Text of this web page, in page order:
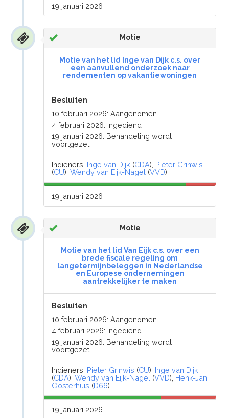
19 januari 2026
Motie
Motie van het lid Inge van Dijk c.s. over
een aanvullend onderzoek naar
rendementen op vakantiewoningen
Besluiten
10 februari 2026: Aangenomen.
4 februari 2026: Ingediend
19 januari 2026: Behandeling wordt
voortgezet.
Indieners: Inge van Dijk (CDA), Pieter Grinwis
(CU),Wendy van Eijk-Nagel (VVD)
19 januari 2026
Motie
Motie van het lid Van Eijk c.s. over een
brede fiscale regeling om
langetermijnbeleggen in Nederlandse
en Europese ondernemingen
aantrekkelijker te maken
Besluiten
10 februari 2026: Aangenomen.
4 februari 2026: Ingediend
19 januari 2026: Behandeling wordt
voortgezet.
Indieners: Pieter Grinwis (CU), Inge van Dijk
(CDA),Wendy van Eijk-Nagel (VVD), Henk-Jan
Oosterhuis (D66)
19 januari 2026